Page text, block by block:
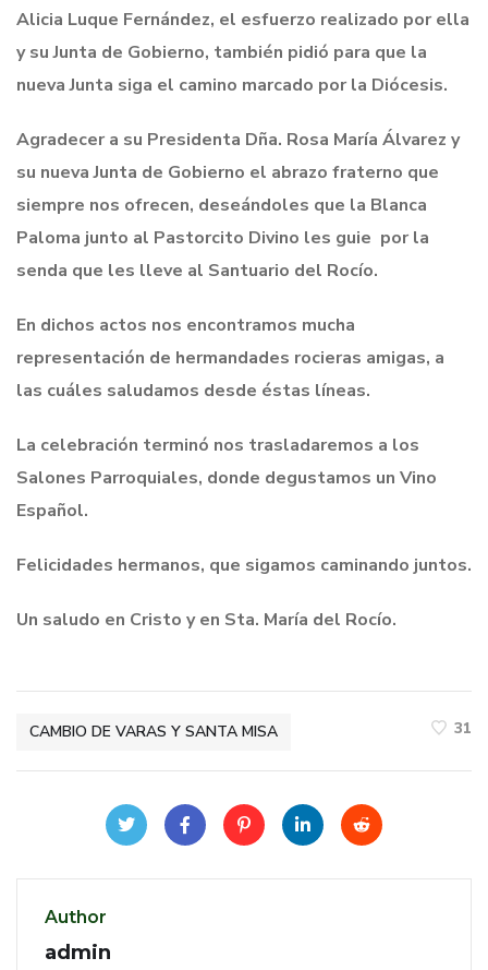
Alicia Luque Fernández, el esfuerzo realizado por ella
y su Junta de Gobierno, también pidió para que la
nueva Junta siga el camino marcado por la Diócesis.
Agradecer a su Presidenta Dña. Rosa María Álvarez y
su nueva Junta de Gobierno el abrazo fraterno que
siempre nos ofrecen, deseándoles que la Blanca
Paloma junto al Pastorcito Divino les guie por la
senda que les lleve al Santuario del Rocío.
En dichos actos nos encontramos mucha
representación de hermandades rocieras amigas, a
las cuáles saludamos desde éstas líneas.
La celebración terminó nos trasladaremos a los
Salones Parroquiales, donde degustamos un Vino
Español.
Felicidades hermanos, que sigamos caminando juntos.
Un saludo en Cristo y en Sta. María del Rocío.
CAMBIO DE VARAS Y SANTA MISA 31
Author
admin